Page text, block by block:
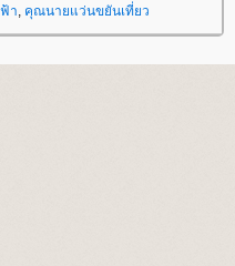
า, คุณนายแว่นขยันเที่ยว